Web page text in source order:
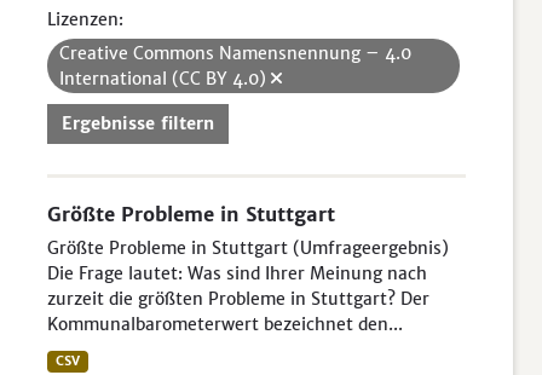
Lizenzen:
Creative Commons Namensnennung – 4.0
International (CC BY 4.0)
Ergebnisse filtern
Größte Probleme in Stuttgart
Größte Probleme in Stuttgart (Umfrageergebnis)
Die Frage lautet: Was sind Ihrer Meinung nach
zurzeit die größten Probleme in Stuttgart? Der
Kommunalbarometerwert bezeichnet den...
CSV